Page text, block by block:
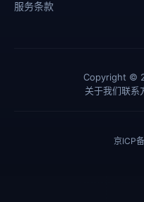
服务条款
Copyright ©
关于我们联系
京ICP